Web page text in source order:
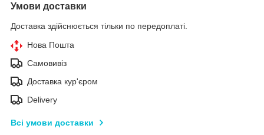
Умови доставки
Доставка здійснюється тільки по передоплаті.
Нова Пошта
Самовивіз
Доставка кур'єром
Delivery
Всі умови доставки